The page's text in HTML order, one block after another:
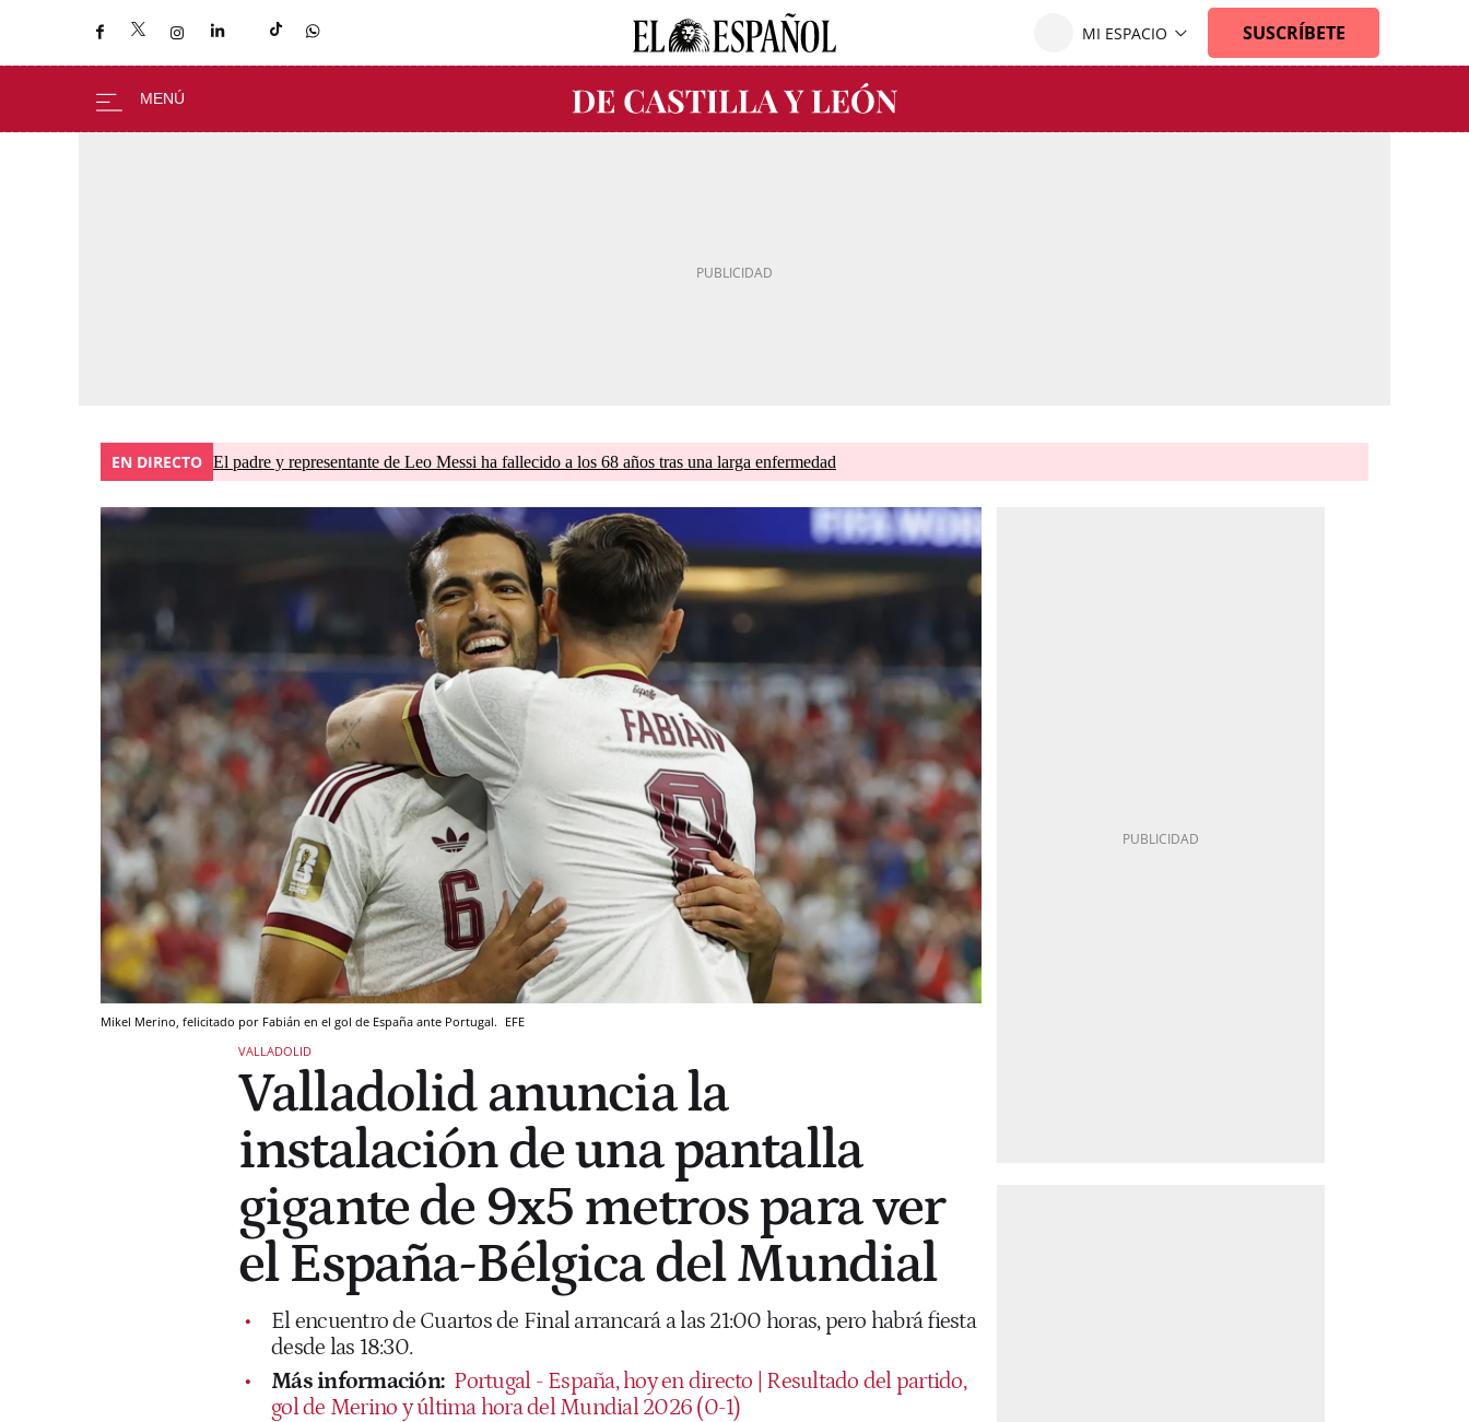
EN DIRECTO El padre y representante de Leo Messi ha fallecido a los 68 años tras una larga enfermedad
Mikel Merino, felicitado por Fabián en el gol de España ante Portugal. EFE
VALLADOLID
Valladolid anuncia la
instalación de una pantalla
gigante de 9x5 metros para ver
el España-Bélgica del Mundial
El encuentro de Cuartos de Final arrancará a las 21:00 horas, pero habrá fiesta
desde las 18:30.
Más información: Portugal - España, hoy en directo | Resultado del partido,
gol de Merino y última hora del Mundial 2026 (0-1)